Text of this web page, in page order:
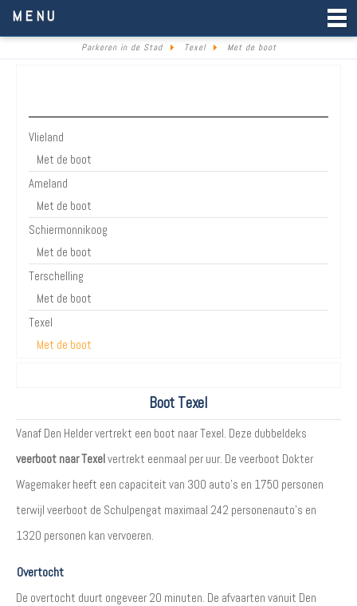
MENU
Parkeren in de Stad Texel Met de boot
Vlieland
Met de boot
Ameland
Met de boot
Schiermonnikoog
Met de boot
Terschelling
Met de boot
Texel
Met de boot
Boot Texel
Vanaf Den Helder vertrekt een boot naar Texel. Deze dubbeldeks
veerboot naar Texelvertrekt eenmaal per uur. De veerboot Dokter
Wagemaker heeft een capaciteit van 300 auto's en 1750 personen
terwijl veerboot de Schulpengat maximaal 242 personenauto's en
1320 personen kan vervoeren.
Overtocht
De overtocht duurt ongeveer 20 minuten. De afvaarten vanuit Den